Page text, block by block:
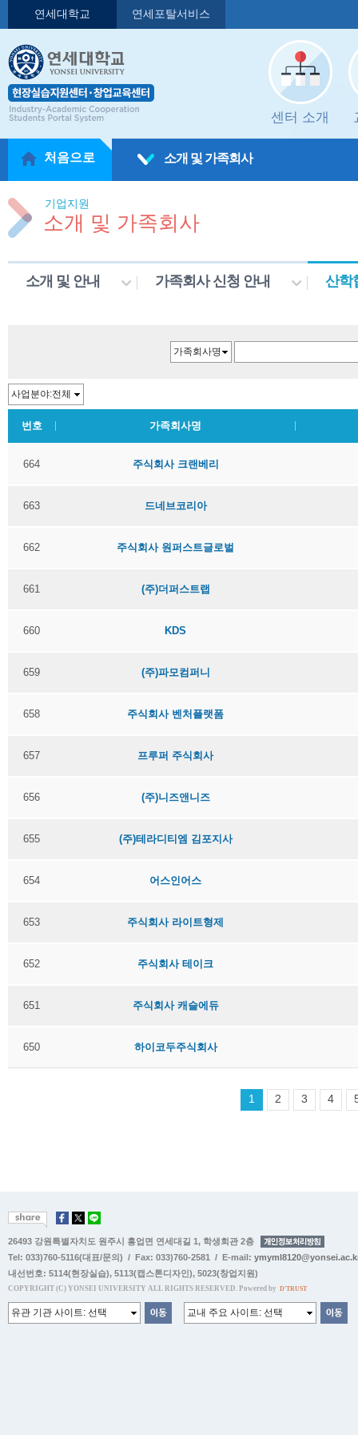
연세대학교 연세포탈서비스
센터 소개
처음으로 소개 및 가족회사
기업지원
소개 및 가족회사
소개 및 안내 가족회사 신청 안내 산학
번호 가족회사명
664 주식회사 크랜베리
663 드네브코리아
662 주식회사 원퍼스트글로벌
661 (주)더퍼스트랩
660 KDS
659 (주)파모컴퍼니
658 주식회사 벤처플랫폼
657 프루퍼 주식회사
656 (주)니즈앤니즈
655 (주)테라디티엠 김포지사
654 어스인어스
653 주식회사 라이트형제
652 주식회사 테이크
651 주식회사 캐슬에듀
650 하이코두주식회사
1 2 3 4
26493 강원특별자치도 원주시 흥업면 연세대길 1, 학생회관 2층
Tel: 033)760-5116(대표/문의) / Fax: 033)760-2581 / E-mail:
내선번호: 5114(현장실습), 5113(캡스톤디자인), 5023(창업지원)
COPYRIGHT (C) YONSEI UNIVERSITY ALL RIGHTS RESERVED. Powered by D'TRUST